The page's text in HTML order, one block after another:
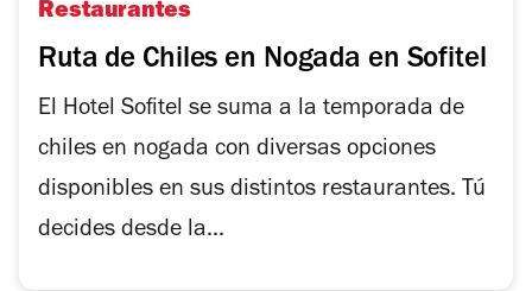
Restaurantes
Ruta de Chiles en Nogada en Sofitel
El Hotel Sofitel se suma a la temporada de
chiles en nogada con diversas opciones
disponibles en sus distintos restaurantes. Tú
decides desde la...